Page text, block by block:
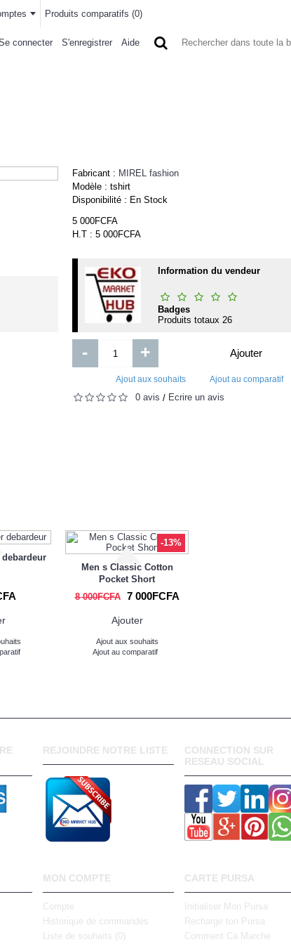
Produits comparatifs (0)
connecter S'enregistrer Aide
Veste-Costume 2 pieces avec
Chemise et noeud includ
aux souhaits Ajout au comparatif
Service Informatique
Ajout aux souhaits
Fabricant : MIREL fashion
Modèle : tshirt
Disponibilité : En Stock
5 000FCFA
H.T : 5 000FCFA
Information du vendeur
Badges
Produits totaux 26
- + Ajouter
Ajout aux souhaits Ajout au comparatif
0 avis / Écrire un avis
-13%
Men s Classic Cotton
Pocket Short
8 000FCFA
7 000FCFA
Ajouter
Ajout aux souhaits
Ajout au comparatif
REJOINDRE NOTRE LISTE
CONNECTION SUR
RESEAU SOCIAL
MON COMPTE
Compte
Historique de commandes
Liste de souhaits (0)
CARTE PURSA
Initialiser Mon Pursa
Recharge ton Pursa
Comment Ca Marche